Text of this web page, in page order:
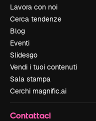
Lavora con noi
Cerca tendenze
Blog
Eventi
Slidesgo
Vendi i tuoi contenuti
Sala stampa
Cerchi magnific.ai
Contattaci